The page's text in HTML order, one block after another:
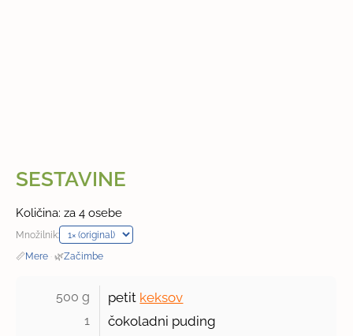
SESTAVINE
Količina: za 4 osebe
Množilnik:
📏Mere · 🌿Začimbe
500 g petit keksov
1 čokoladni puding